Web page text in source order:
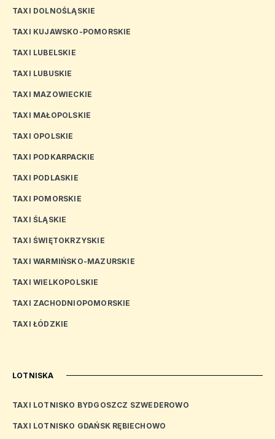
TAXI DOLNOŚLĄSKIE
TAXI KUJAWSKO-POMORSKIE
TAXI LUBELSKIE
TAXI LUBUSKIE
TAXI MAZOWIECKIE
TAXI MAŁOPOLSKIE
TAXI OPOLSKIE
TAXI PODKARPACKIE
TAXI PODLASKIE
TAXI POMORSKIE
TAXI ŚLĄSKIE
TAXI ŚWIĘTOKRZYSKIE
TAXI WARMIŃSKO-MAZURSKIE
TAXI WIELKOPOLSKIE
TAXI ZACHODNIOPOMORSKIE
TAXI ŁÓDZKIE
LOTNISKA
TAXI LOTNISKO BYDGOSZCZ SZWEDEROWO
TAXI LOTNISKO GDAŃSK RĘBIECHOWO